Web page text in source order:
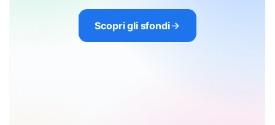
Scopri gli sfondi